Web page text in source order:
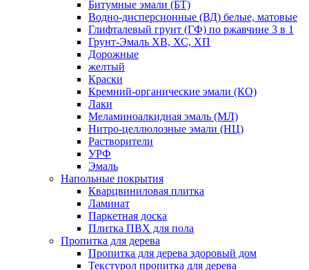
Битумные эмали (БТ)
Водно-дисперсионные (ВД) белые, матовые
Глифталевый грунт (ГФ) по ржавчине 3 в 1
Грунт-Эмаль ХВ, ХС, ХП
Дорожные
желтый
Краски
Кремний-органические эмали (КО)
Лаки
Меламиноалкидная эмаль (МЛ)
Нитро-целлюлозные эмали (НЦ)
Растворители
УРФ
Эмаль
Напольные покрытия
Кварцвиниловая плитка
Ламинат
Паркетная доска
Плитка ПВХ для пола
Пропитка для дерева
Пропитка для дерева здоровый дом
Текстурол пропитка для дерева